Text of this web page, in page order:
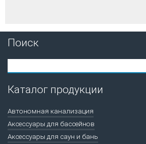
Поиск
Каталог продукции
Автономная канализация
Аксессуары для бассейнов
Аксессуары для саун и бань